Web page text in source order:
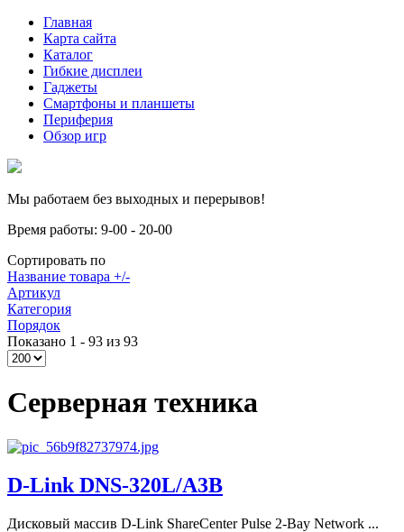
Главная
Карта сайта
Каталог
Гибкие дисплеи
Гаджеты
Смартфоны и планшеты
Периферия
Обзор игр
Мы работаем без выходных и перерывов!
Время работы: 9-00 - 20-00
Сортировать по
Название товара +/-
Артикул
Категория
Порядок
Показано 1 - 93 из 93
Серверная техника
D-Link DNS-320L/A3B
Дисковый массив D-Link ShareCenter Pulse 2-Bay Network ...